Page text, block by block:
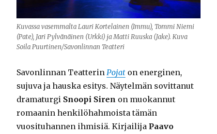
Kuvassa vasemmalta Lauri Kortelainen (Immu), Tommi Niemi
(Pate), Jari Pylvänäinen (Urkki) ja Matti Ruuska (Jake). Kuva
Soila Puurtinen/Savonlinnan Teatteri
Savonlinnan Teatterin Pojat on energinen,
sujuva ja hauska esitys. Näytelmän sovittanut
dramaturgi Snoopi Siren on muokannut
romaanin henkilöhahmoista tämän
vuosituhannen ihmisiä. Kirjailija Paavo